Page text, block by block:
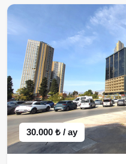
30.000 ₺ / ay